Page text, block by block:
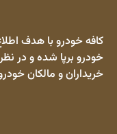
کافه خودرو با هدف
خودرو برپا شده و در
خریداران و مالکان